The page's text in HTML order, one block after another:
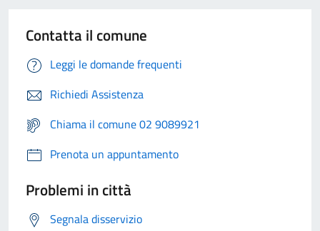
Contatta il comune
Leggi le domande frequenti
Richiedi Assistenza
Chiama il comune 02 9089921
Prenota un appuntamento
Problemi in città
Segnala disservizio